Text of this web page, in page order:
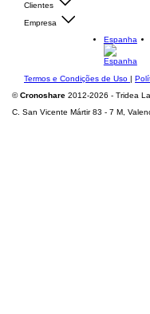
Clientes
Empresa
Espanha
Termos e Condições de Uso |
©Cronoshare 2012-2026 - Tridea
C. San Vicente Mártir 83 - 7 M,